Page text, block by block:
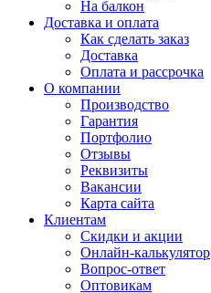
На балкон
Доставка и оплата
Как сделать заказ
Доставка
Оплата и рассрочка
О компании
Производство
Гарантия
Портфолио
Отзывы
Реквизиты
Вакансии
Карта сайта
Клиентам
Скидки и акции
Онлайн-калькулятор
Вопрос-ответ
Оптовикам